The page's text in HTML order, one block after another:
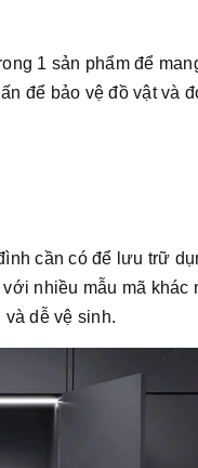
1 sản phẩm để
để bảo vệ đồ vật và
cần có để lưu trữ
nhiều mẫu mã khác
dễ vệ sinh.